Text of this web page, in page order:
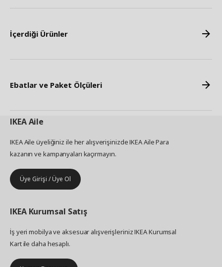
İçerdiği Ürünler
Ebatlar ve Paket Ölçüleri
IKEAAile
IKEA Aile üyeliğiniz ile her alışverişinizde IKEA Aile Para
kazanın ve kampanyaları kaçırmayın.
Üye Girişi / Üye Ol
IKEA Kurumsal Satış
İş yeri mobilya ve aksesuar alışverişleriniz IKEA Kurumsal
Kart ile daha hesaplı.